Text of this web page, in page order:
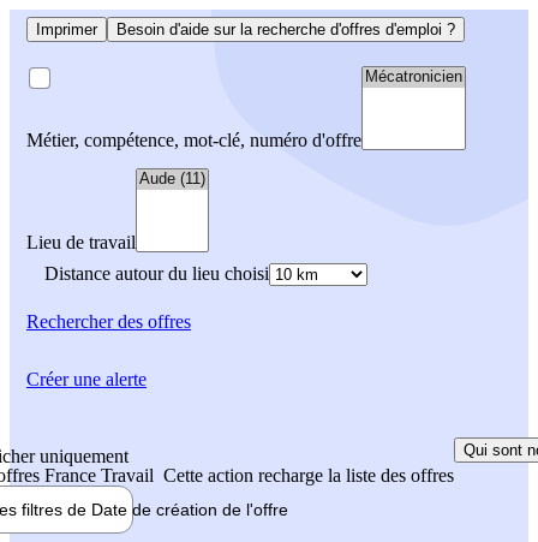
Imprimer Besoin d'aide sur la recherche d'offres d'emploi ?
Métier, compétence, mot-clé, numéro d'offre
Lieu de travail
Distance autour du lieu choisi
Rechercherdes offres
uniquement
France Travail Cette action recharge la liste des offres
Qui sont
filtres de Date de création de l'offre
Créer une alerte